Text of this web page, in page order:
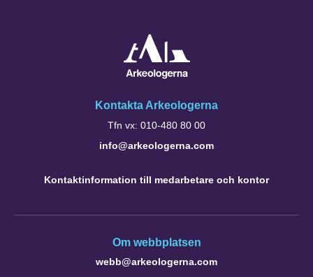
Kontakta Arkeologerna
Tfn vx: 010-480 80 00
info@arkeologerna.com
Kontaktinformation till medarbetare och kontor
Om webbplatsen
webb@arkeologerna.com